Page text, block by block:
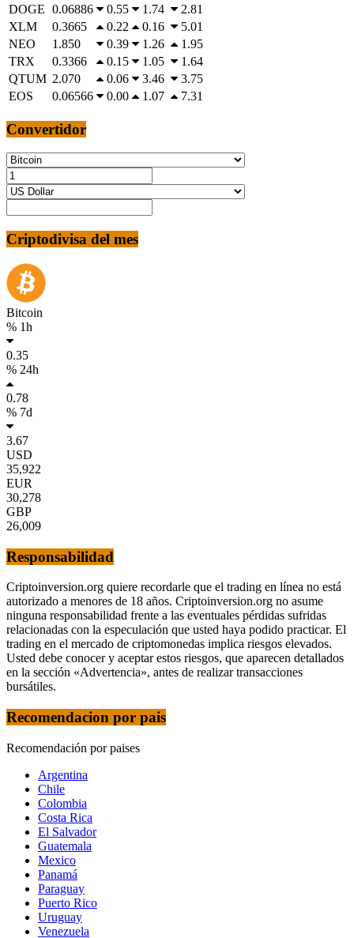
DOGE 0.06886 0.55 1.74
2.81
XLM
0.3665 0.22 0.16
5.01
NEO
1.850 0.39 1.26
1.95
TRX
0.3366 0.15 1.05
1.64
QTUM 2.070 0.06 3.46
3.75
EOS
0.06566 0.00 1.07 7.31
Convertidor
Criptodivisa del mes
Bitcoin
% 1h
0.35
% 24h
0.78
% 7d
3.67
USD
35,922
EUR
30,278
GBP
26,009
Responsabilidad
Criptoinversion.org quiere recordarle que el trading en línea no está
autorizado a menores de 18 años. Criptoinversion.org no asume
ninguna responsabilidad frente a las eventuales pérdidas sufridas
relacionadas con la especulación que usted haya podido practicar. El
trading en el mercado de criptomonedas implica riesgos elevados.
Usted debe conocer y aceptar estos riesgos, que aparecen detallados
en la sección «Advertencia», antes de realizar transacciones
bursátiles.
Recomendacion por pais
Recomendación por paises
Argentina
Chile
Colombia
Costa Rica
El Salvador
Guatemala
Mexico
Panamá
Paraguay
Puerto Rico
Uruguay
Venezuela